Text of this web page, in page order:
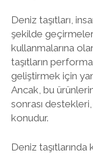
Deniz taşıtları,
şekilde
kullanmalarına
taşıtların
geliştirmek için
Ancak, bu
sonrası
konudur.
Deniz taşıtlarında